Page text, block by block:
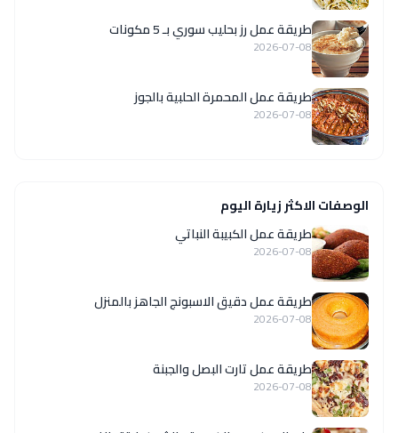
طريقة عمل رز بحليب سوري بـ 5 مكونات
2026-07-08
طريقة عمل المحمرة الحلبية بالجوز
2026-07-08
الوصفات الاكثر زيارة اليوم
طريقة عمل الكبيبة النباتي
2026-07-08
طريقة عمل دقيق الاسبونج الجاهز بالمنزل
2026-07-08
طريقة عمل تارت البصل والجبنة
2026-07-08